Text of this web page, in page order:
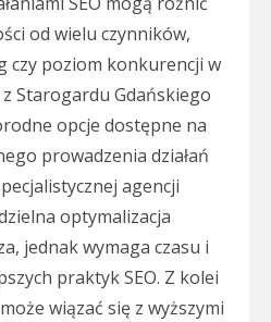
od wielu czynników,
czy poziom konkurencji w
Starogardu Gdańskiego
opcje dostępne na
prowadzenia działań
agencji
optymalizacja
jednak wymaga czasu i
praktyk SEO. Z kolei
wiązać się z wyższymi